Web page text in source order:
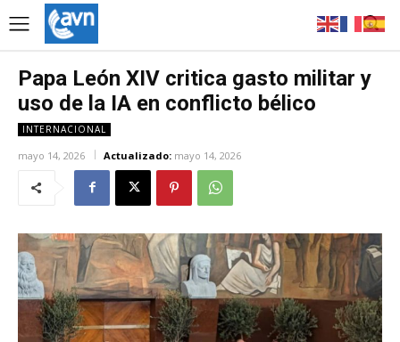
Papa León XIV critica gasto militar y
uso de la IA en conflicto bélico
INTERNACIONAL
mayo 14, 2026 Actualizado: mayo 14, 2026